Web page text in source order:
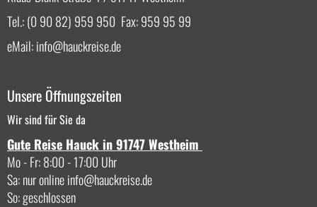
Tel.: (0 90 82) 959 950 Fax: 959 95 99
eMail:info hauckreise.de
Unsere Öffnungszeiten
Wir sind für Sie da
Gute Reise Hauck in 91747 Westheim
Mo - Fr: 8:00 - 17:00 Uhr
Sa: nur onlineinfo
hauckreise.de
So: geschlossen